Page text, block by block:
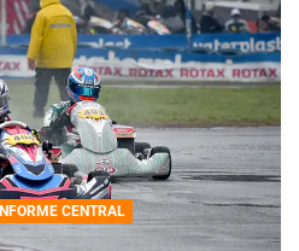
INFORME CENTRAL